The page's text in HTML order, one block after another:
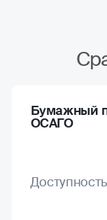
Бумажный
ОСАГО
Доступность